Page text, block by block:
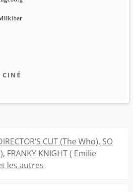
CINÉ
CUT (The Who), SO
FRANKY KNIGHT ( Emilie
les autres